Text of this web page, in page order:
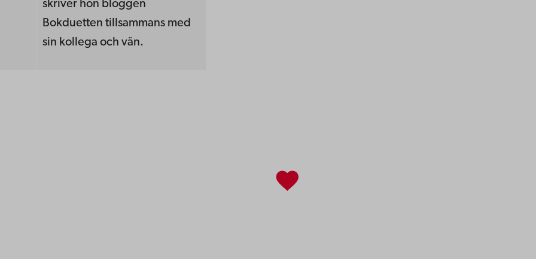
skriver hon bloggen
Bokduetten tillsammans med
sin kollega och vän.